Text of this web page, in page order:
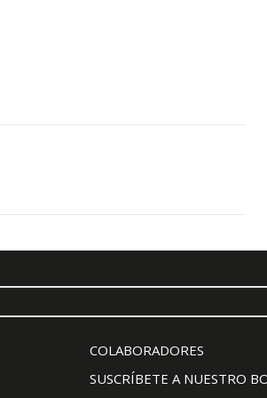
COLABORADORES
SUSCRÍBETE A NUESTRO